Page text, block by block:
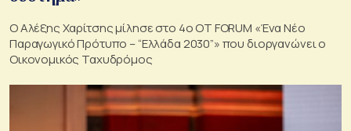
Ο Αλέξης Χαρίτσης μίλησε στο 4ο OT FORUM «Ένα Νέο
Παραγωγικό Πρότυπο – “Ελλάδα 2030”» που διοργανώνει ο
Οικονομικός Ταχυδρόμος